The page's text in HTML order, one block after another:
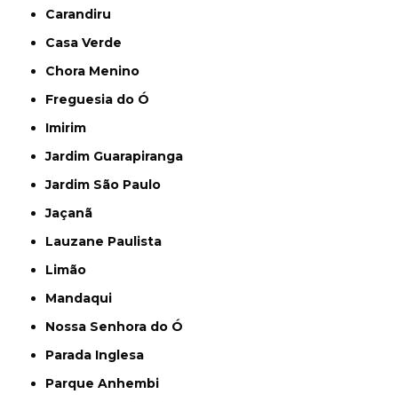
Carandiru
Casa Verde
Chora Menino
Freguesia do Ó
Imirim
Jardim Guarapiranga
Jardim São Paulo
Jaçanã
Lauzane Paulista
Limão
Mandaqui
Nossa Senhora do Ó
Parada Inglesa
Parque Anhembi